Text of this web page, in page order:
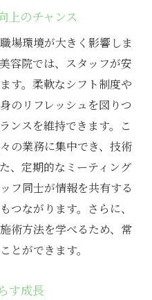
向上させるための秘
定期的なトレーニング
ークショップ
よる技術向上
ソースの活用
入れ成長する姿勢
のメンタルケア
越市の美容院でスキル
を学ぶ方法
ド情報の収集
上のチャンス
場環境が大きく影響しま
容院では、スタッフが安
す。柔軟なシフト制度や
のリフレッシュを図りつ
ンスを維持できます。こ
の業務に集中でき、技術
、定期的なミーティング
フ同士が情報を共有する
つながります。さらに、
術方法を学べるため、常
とができます。
す成長